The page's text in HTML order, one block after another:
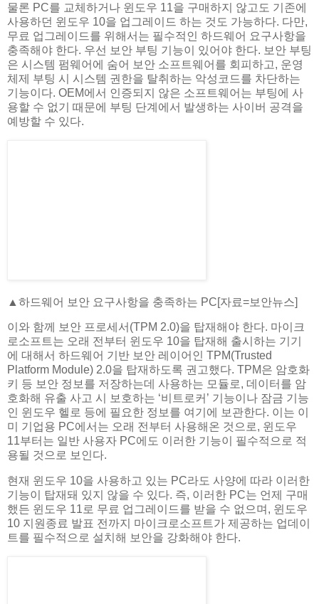
물론 PC를 교체하거나 윈도우 11을 구매하지 않고도 기존에
사용하던 윈도우 10을 업그레이드 하는 것도 가능하다. 다만,
무료 업그레이드를 위해서는 필수적인 하드웨어 요구사항을
충족해야 한다. 우선 보안 부팅 기능이 있어야 한다. 보안 부팅
은 시스템 펌웨어에 숨어 보안 소프트웨어를 회피하고, 운영
체제 부팅 시 시스템 권한을 탈취하는 악성코드를 차단하는
기능이다. OEM에서 인증되지 않은 소프트웨어는 부팅에 사
용할 수 없기 때문에 부팅 단계에서 발생하는 사이버 공격을
예방할 수 있다.
▲하드웨어 보안 요구사항을 충족하는 PC[자료=보안뉴스]
이와 함께 보안 프로세서(TPM 2.0)을 탑재해야 한다. 마이크
로소프트는 오래 전부터 윈도우 10을 탑재해 출시하는 기기
에 대해서 하드웨어 기반 보안 레이어인 TPM(Trusted
Platform Module) 2.0을 탑재하도록 권고했다. TPM은 암호화
키 등 보안 정보를 저장하는데 사용하는 모듈로, 데이터를 암
호화해 유출 사고 시 보호하는 ‘비트로커’ 기능이나 잠금 기능
인 윈도우 헬로 등에 필요한 정보를 여기에 보관한다. 이는 이
미 기업용 PC에서는 오래 전부터 사용해온 것으로, 윈도우
11부터는 일반 사용자 PC에도 이러한 기능이 필수적으로 적
용될 것으로 보인다.
현재 윈도우 10을 사용하고 있는 PC라도 사양에 따라 이러한
기능이 탑재돼 있지 않을 수 있다. 즉, 이러한 PC는 언제 구매
했든 윈도우 11로 무료 업그레이드를 받을 수 없으며, 윈도우
10 지원종료 발표 전까지 마이크로소프트가 제공하는 업데이
트를 필수적으로 설치해 보안을 강화해야 한다.